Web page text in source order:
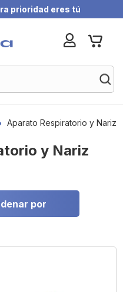
prioridad eres tú
My
Aparato Respiratorio y Nariz
y Nariz
por